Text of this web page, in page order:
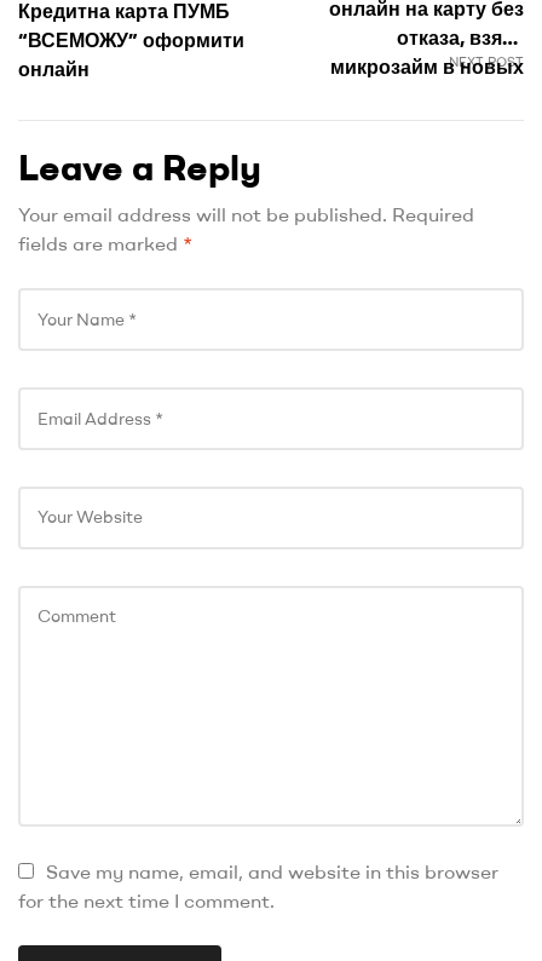
Кредитна карта ПУМБ
“ВСЕМОЖУ” оформити
онлайн
NEXT POST
онлайн на карту без
отказа, взять
микрозайм в новых
Leave a Reply
Your email address will not be published. Required
fields are marked *
Save my name, email, and website in this browser
for the next time I comment.